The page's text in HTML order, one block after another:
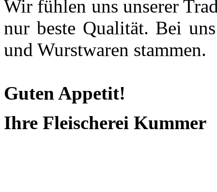
Wir fühlen uns unserer
nur beste Qualität. Bei
und Wurstwaren stammen.
Guten Appetit!
Ihre Fleischerei Kummer